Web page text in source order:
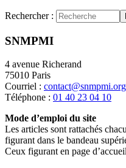
Rechercher :
SNMPMI
4 avenue Richerand
75010 Paris
Courriel : contact@snmpmi.org
Téléphone : 01 40 23 04 10
Mode d’emploi du site
Les articles sont rattachés
figurant dans le bandeau
Ceux figurant en page